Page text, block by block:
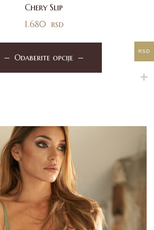
Chery Slip
1.680 rsd
Odaberite opcije
RSD